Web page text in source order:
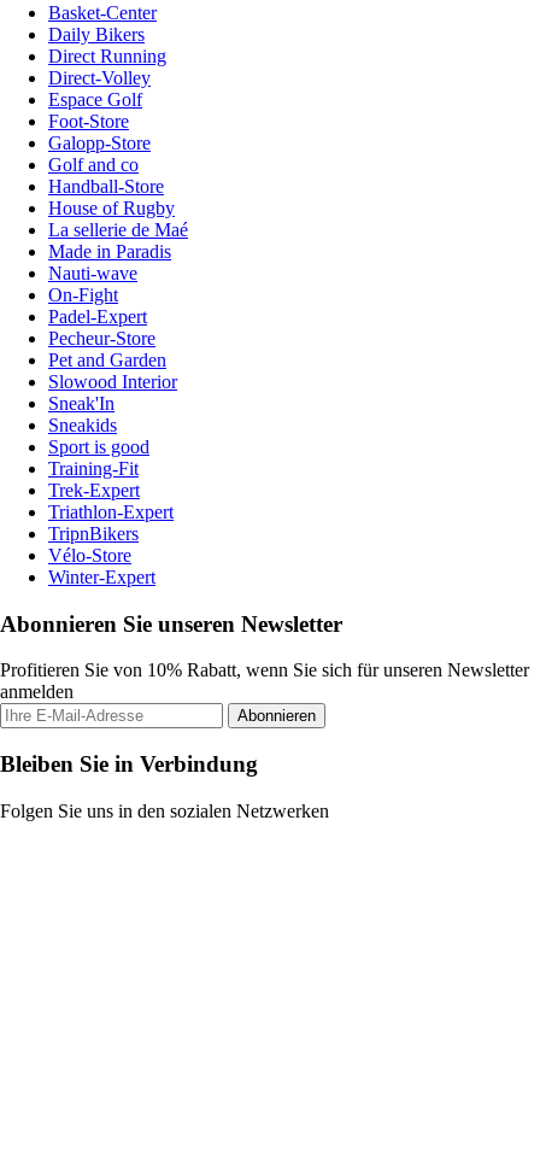
Basket-Center
Daily Bikers
Direct Running
Direct-Volley
Espace Golf
Foot-Store
Galopp-Store
Golf and co
Handball-Store
House of Rugby
La sellerie de Maé
Made in Paradis
Nauti-wave
On-Fight
Padel-Expert
Pecheur-Store
Pet and Garden
Slowood Interior
Sneak'In
Sneakids
Sport is good
Training-Fit
Trek-Expert
Triathlon-Expert
TripnBikers
Vélo-Store
Winter-Expert
Abonnieren Sie unseren Newsletter
Profitieren Sie von 10% Rabatt, wenn Sie sich für unseren Newsletter
anmelden
Abonnieren
Bleiben Sie in Verbindung
Folgen Sie uns in den sozialen Netzwerken